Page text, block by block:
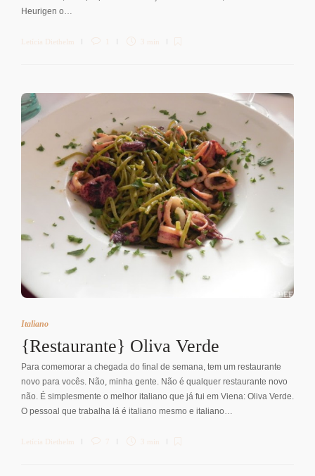
Heurigen o…
Letícia Diethelm 1 3 min
Italiano
{Restaurante} Oliva Verde
Para comemorar a chegada do final de semana, tem um restaurante
novo para vocês. Não, minha gente. Não é qualquer restaurante novo
não. É simplesmente o melhor italiano que já fui em Viena: Oliva Verde.
O pessoal que trabalha lá é italiano mesmo e italiano…
Letícia Diethelm 7 3 min